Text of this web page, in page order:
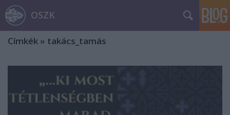
OSZK
Címkék » takács_tamás